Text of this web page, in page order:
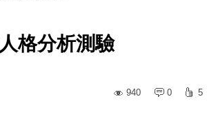
格分析測驗
940
0 5